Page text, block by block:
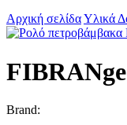
Αρχική σελίδαΥλικά
Brand: